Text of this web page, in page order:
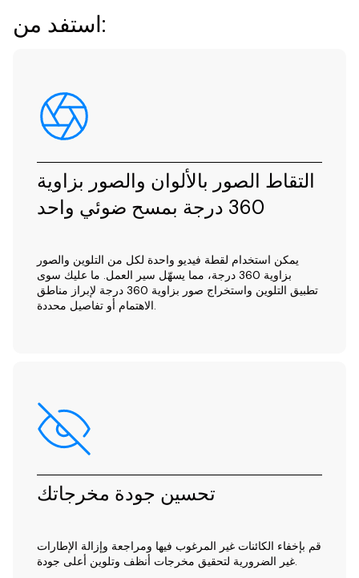
استفد من:
التقاط الصور بالألوان والصور بزاوية
360 درجة بمسح ضوئي واحد
يمكن استخدام لقطة فيديو واحدة لكل من التلوين والصور
بزاوية 360 درجة، مما يسهّل سير العمل. ما عليك سوى
تطبيق التلوين واستخراج صور بزاوية 360 درجة لإبراز مناطق
الاهتمام أو تفاصيل محددة.
تحسين جودة مخرجاتك
قم بإخفاء الكائنات غير المرغوب فيها ومراجعة وإزالة الإطارات
غير الضرورية لتحقيق مخرجات أنظف وتلوين أعلى جودة.